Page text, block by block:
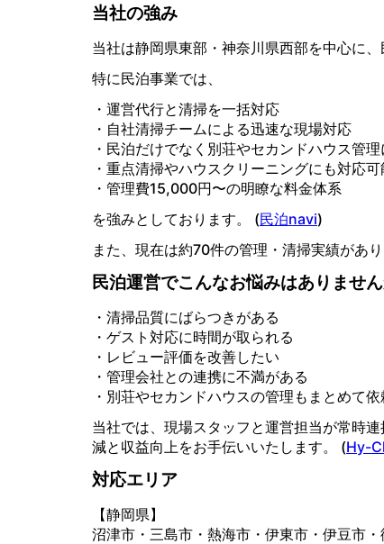
当社の強み
当社は静岡県東部・神奈川県西部を中心に
特に民泊事業では、
・運営代行と清掃を一括対応
・自社清掃チームによる迅速な現場対応
・民泊だけでなく別荘やセカンドハウス管
・重点清掃やハウスクリーニングにも対応可
・管理費15,000円〜の明瞭な料金体系
を強みとしております。 (民泊navi⁠)
また、現在は約70件の管理・清掃実績があ
民泊運営でこんなお悩みはありませ
・清掃品質にばらつきがある
・ゲスト対応に時間が取られる
・レビュー評価を改善したい
・管理会社との連携に不満がある
・別荘やセカンドハウスの管理もまとめて
当社では、現場スタッフと運営担当が常時
減と収益向上をお手伝いいたします。 (Hy-
対応エリア
【静岡県】
沼津市・三島市・熱海市・伊東市・伊豆市